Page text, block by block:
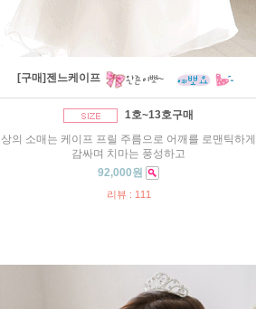
[구매]젠느케이프
1호~13호구매
상의 소매는 케이프 프릴 주름으로 어깨를 로맨틱하게
감싸며 치마는 풍성하고
92,000원
리뷰 : 111